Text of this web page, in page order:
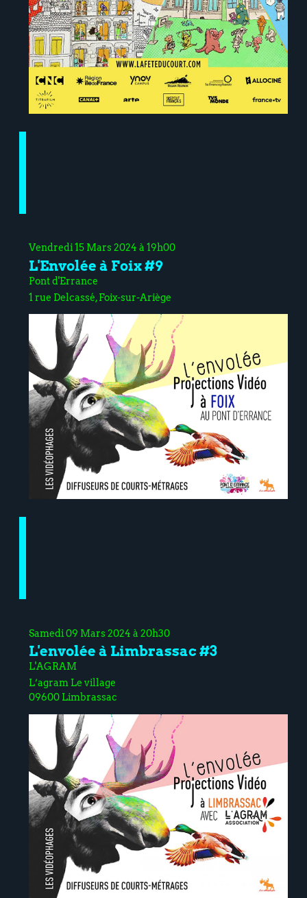
Vendredi 15 Mars 2024 à 19h00
L'Envolée à Foix #9
Pont d'Errance
1 rue Delcassé, Foix-sur-Ariège
Samedi 09 Mars 2024 à 20h30
L'envolée à Limbrassac #3
L'AGRAM
L’agram Le village
09600 Limbrassac